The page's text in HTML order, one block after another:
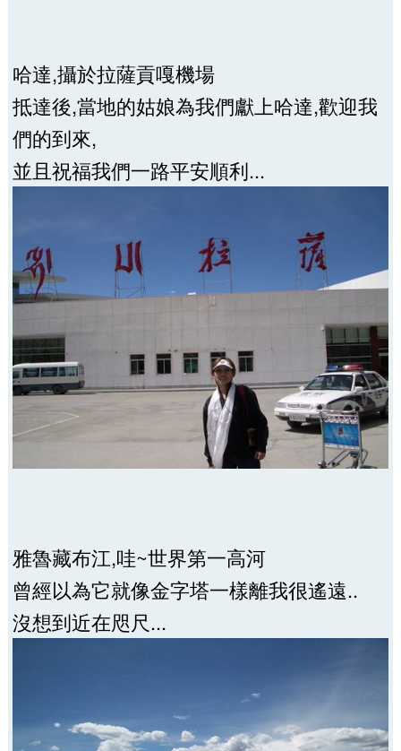
哈達,攝於拉薩貢嘎機場
抵達後,當地的姑娘為我們獻上哈達,歡迎我
們的到來,
並且祝福我們一路平安順利...
雅魯藏布江,哇~世界第一高河
曾經以為它就像金字塔一樣離我很遙遠..
沒想到近在咫尺...